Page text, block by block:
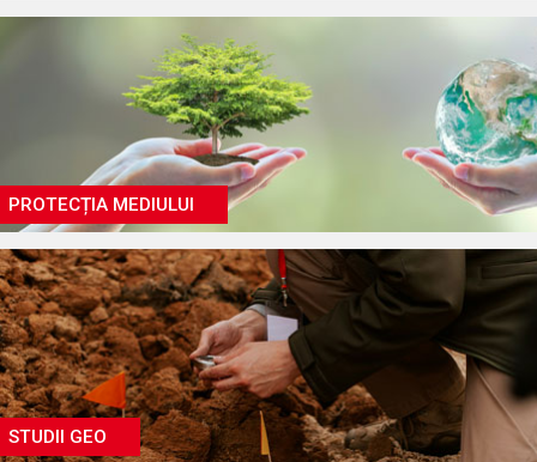
PROTECȚIA MEDIULUI
STUDII GEO